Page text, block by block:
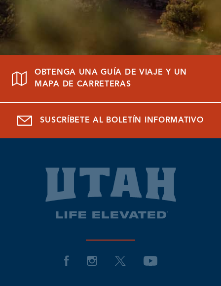
OBTENGA UNA GUÍA DE VIAJE Y UN
MAPA DE CARRETERAS
SUSCRÍBETE AL BOLETÍN INFORMATIVO